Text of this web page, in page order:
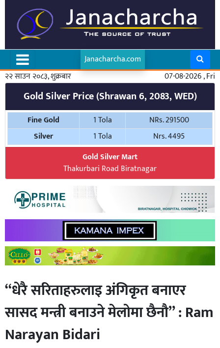
Janacharcha.com
२२ साउन २०८३, शुक्रबार
07-08-2026 , Fri
Gold Silver Price (Shrawan 6, 2083, WED)
Fine Gold 1 Tola
NRs. 291500
Silver
1 Tola
Nrs. 4495
Gold Silver Mart
Thakurbari Road Biratnagar
“धेरै सरिताहरुलाइ अंगिकृत बनाएर
सास‌द मन्त्री बनाउने मेलाेमा छैनाै‍” : Ram
Narayan Bidari